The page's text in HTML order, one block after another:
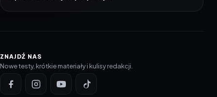
ZNAJDŹ NAS
Nowe testy, krótkie materiały i kulisy redakcji.